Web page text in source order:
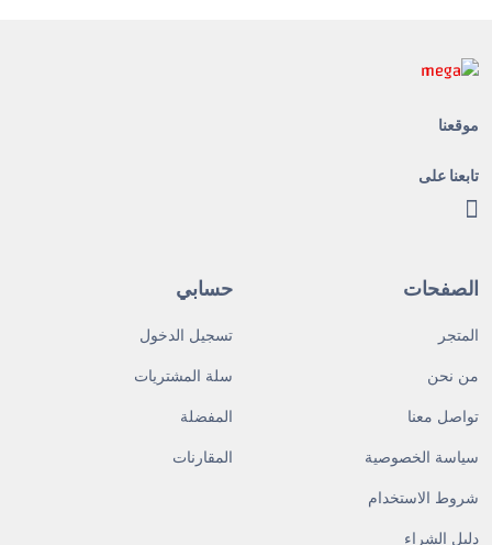
موقعنا
تابعنا على
الصفحات
المتجر
من نحن
تواصل معنا
سياسة الخصوصية
شروط الاستخدام
حسابي
تسجيل الدخول
سلة المشتريات
المفضلة
المقارنات